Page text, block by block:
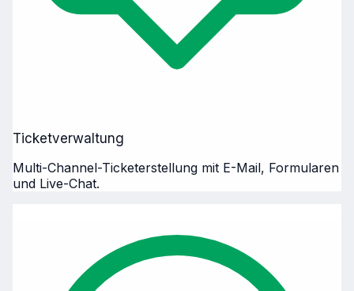
Ticketverwaltung
Multi-Channel-Ticketerstellung mit E-Mail, Formularen
und Live-Chat.